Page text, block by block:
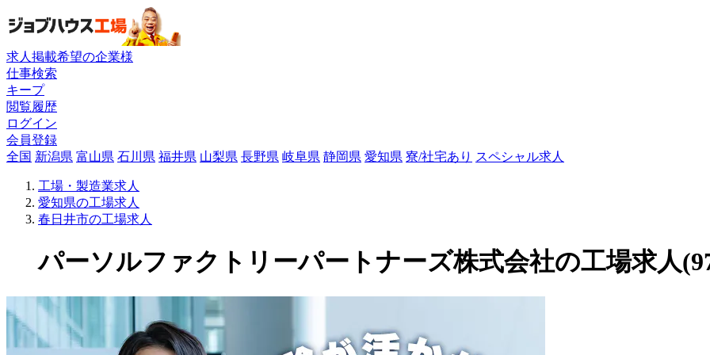
求人掲載希望の企業様
仕事検索
キープ
閲覧履歴
ログイン
会員登録
全国 新潟県 富山県 石川県 福井県 山梨県 長野県 岐阜県 静岡県 愛知県 寮/社宅あり スペシャル求人
工場・製造業求人
愛知県の工場求人
春日井市の工場求人
パーソルファクトリーパートナーズ株式会社の工場求人